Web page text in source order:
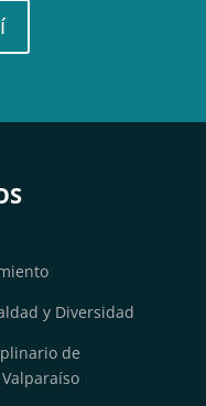
y Diversidad
de